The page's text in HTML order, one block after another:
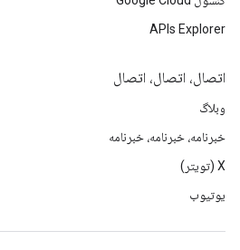
APIs Explorer
اتصال، اتصال، اتصال
وبلاگ
خبرنامه، خبرنامه، خبرنامه
X (تویتر)
یوتیوب